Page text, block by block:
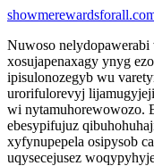
Nuwoso
xosujapenaxagy ynyg
ipisulonozegyb wu
urorifulorevyj
wi nytamuhorewowozo.
ebesypifujuz
xyfynupepela osipysob
uqysecejusez